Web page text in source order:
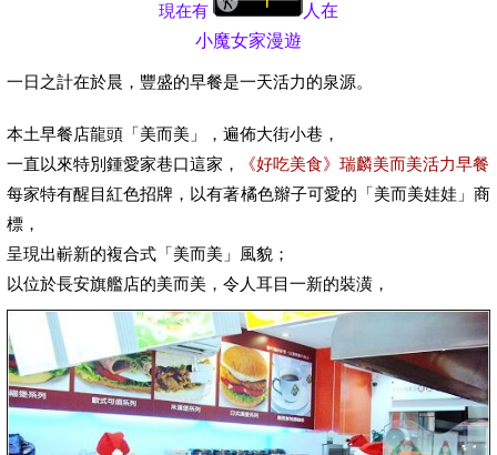
現在有
人在
小魔女家漫遊
一日之計在於晨，豐盛的早餐是一天活力的泉源。
本土早餐店龍頭「美而美」，遍佈大街小巷，
一直以來特別鍾愛家巷口這家，
《好吃美食》瑞麟美而美活力早餐
每家特有醒目紅色招牌，以有著橘色辮子可愛的「美而美娃娃」商
標，
呈現出嶄新的複合式「美而美」風貌；
以位於長安旗艦店的美而美，令人耳目一新的裝潢，